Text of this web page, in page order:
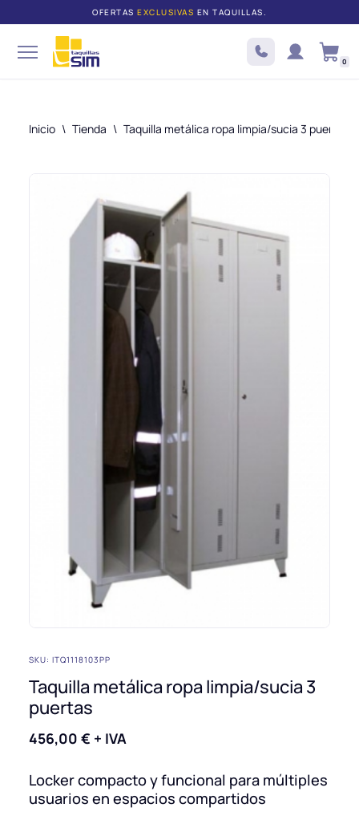
Saltar
al
OFERTAS EXCLUSIVAS EN TAQUILLAS.
0
Inicio \ Tienda \ Taquilla metálica ropa limpia/sucia 3 puertas
SKU: ITQ1118103PP
Taquilla metálica ropa limpia/sucia 3
puertas
456,00 € + IVA
Locker compacto y funcional para múltiples
usuarios en espacios compartidos